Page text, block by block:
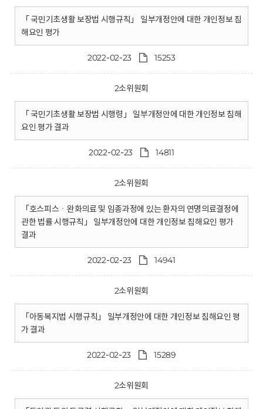
「 국민기초생활 보장법 시행규칙」 일부개정안에 대한 개인정보 침
해요인 평가
2022-02-23 15253
2소위원회
「 국민기초생활 보장법 시행령」 일부개정안에 대한 개인정보 침해
요인 평가 결과
2022-02-23 14811
2소위원회
「호스피스ㆍ완화의료 및 임종과정에 있는 환자의 연명의료결정에
관한 법률 시행규칙」 일부개정안에 대한 개인정보 침해요인 평가
결과
2022-02-23 14941
2소위원회
「아동복지법 시행규칙」 일부개정안에 대한 개인정보 침해요인 평
가 결과
2022-02-23 15289
2소위원회